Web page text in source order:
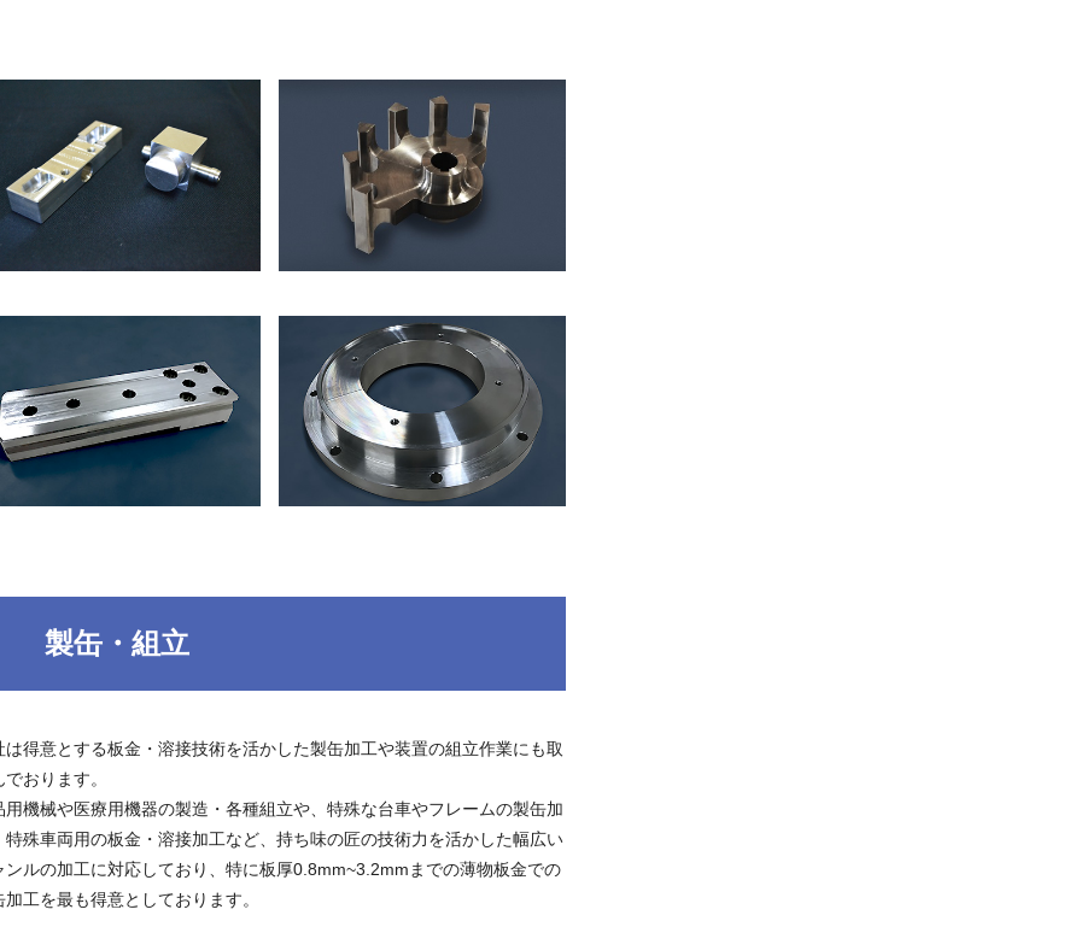
製缶・組立
は得意とする板金・溶接技術を活かした製缶加工や装置の組立作業にも取
でおります。
用機械や医療用機器の製造・各種組立や、特殊な台車やフレームの製缶加
特殊車両用の板金・溶接加工など、持ち味の匠の技術力を活かした幅広い
ンルの加工に対応しており、特に板厚0.8mm~3.2mmまでの薄物板金での
加工を最も得意としております。